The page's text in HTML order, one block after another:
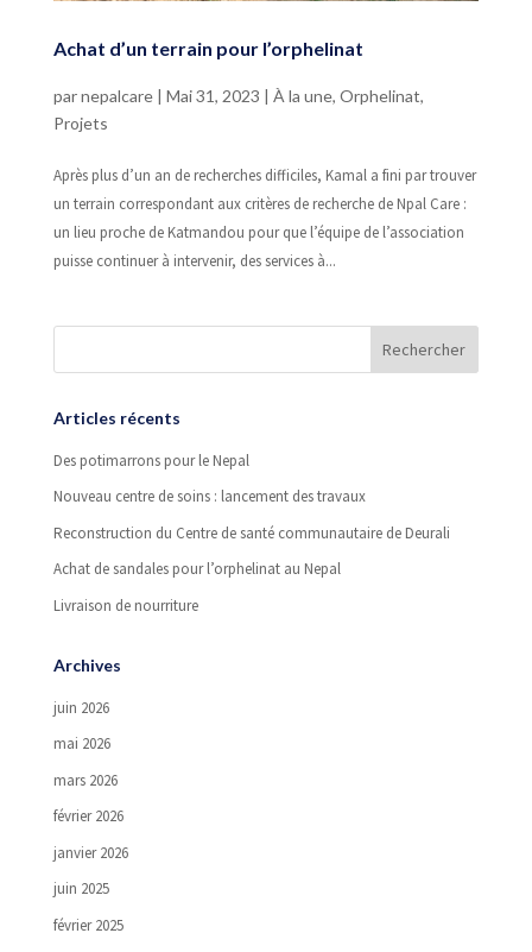
Achat d’un terrain pour l’orphelinat
parnepalcare| Mai 31, 2023 | À la une, Orphelinat,
Projets
Après plus d’un an de recherches difficiles, Kamal a fini par trouver
un terrain correspondant aux critères de recherche de Npal Care :
un lieu proche de Katmandou pour que l’équipe de l’association
puisse continuer à intervenir, des services à...
Articles récents
Des potimarrons pour le Nepal
Nouveau centre de soins : lancement des travaux
Reconstruction du Centre de santé communautaire de Deurali
Achat de sandales pour l’orphelinat au Nepal
Livraison de nourriture
Archives
juin 2026
mai 2026
mars 2026
février 2026
janvier 2026
juin 2025
février 2025